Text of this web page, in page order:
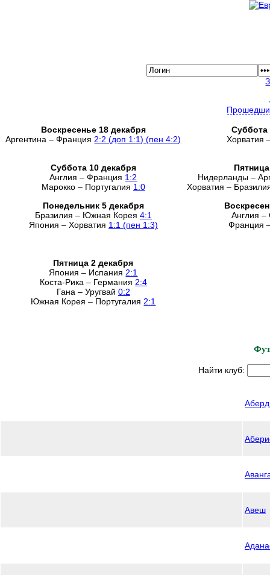
Воскресенье 18 декабря
Аргентина – Франция 2:2 (доп 1:1) (пен 4:2)
Суббота
Хорватия
Суббота 10 декабря
Англия – Франция 1:2
Марокко – Португалия 1:0
Нидерланды –
Хорватия –
Понедельник 5 декабря
Бразилия – Южная Корея 4:1
Япония – Хорватия 1:1 (пен 1:3)
Англия
Франция
Пятница 2 декабря
Япония – Испания 2:1
Коста-Рика – Германия 2:4
Гана – Уругвай 0:2
Южная Корея – Португалия 2:1
Найти клуб:
Авеш